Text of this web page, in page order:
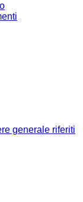
generale riferiti